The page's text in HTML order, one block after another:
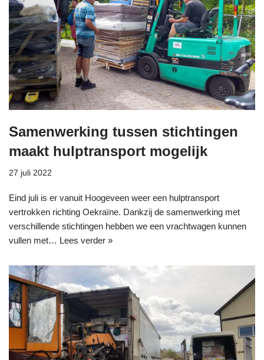
Samenwerking tussen stichtingen
maakt hulptransport mogelijk
27 juli 2022
Eind juli is er vanuit Hoogeveen weer een hulptransport
vertrokken richting Oekraïne. Dankzij de samenwerking met
verschillende stichtingen hebben we een vrachtwagen kunnen
vullen met… Lees verder »